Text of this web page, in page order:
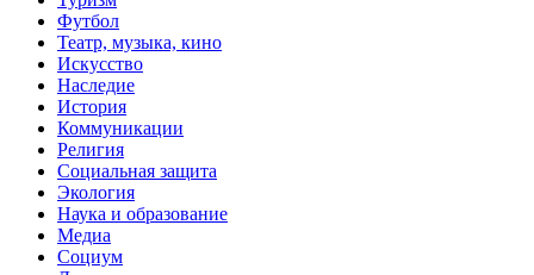
Футбол
Театр, музыка, кино
Искусство
Наследие
История
Коммуникации
Религия
Социальная защита
Экология
Наука и образование
Медиа
Социум